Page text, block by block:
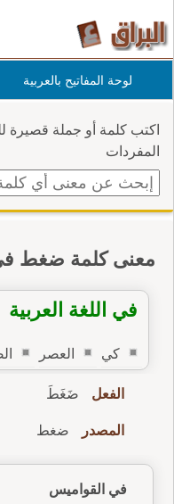
لوحة المفاتيح بالعربية
اكتب كلمة أو جملة
المفردات
معنى كلمة ضغط
في اللغة العربية
كي العصر
الفعل ضَغَطَ
المصدر ضغط
في القواميس